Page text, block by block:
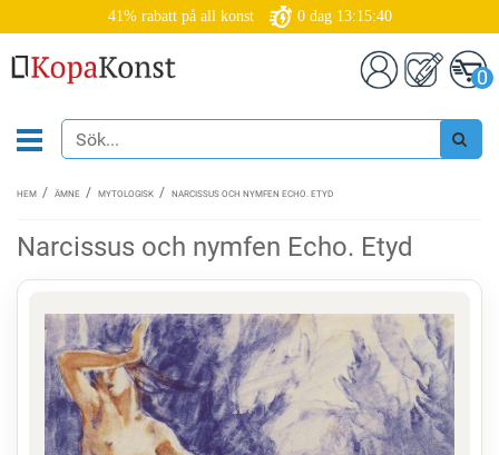
41% rabatt på all konst 0 dag 13:15:40
0
HEM ÄMNE MYTOLOGISK NARCISSUS OCH NYMFEN ECHO. ETYD
Narcissus och nymfen Echo. Etyd